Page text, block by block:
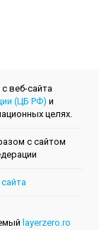
веб-сайта
(ЦБ РФ) и
целях.
с сайтом
layerzero.ro